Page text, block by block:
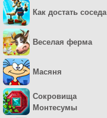
Как достать соседа
Веселая ферма
Масяня
Сокровища
Монтесумы